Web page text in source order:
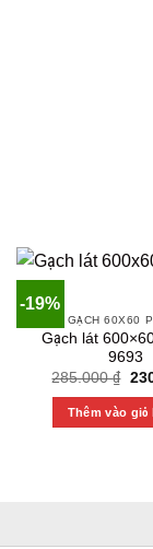
-19%
GẠCH 60X60
Gạch lát
9693
285.000₫
Thêm vào giỏ